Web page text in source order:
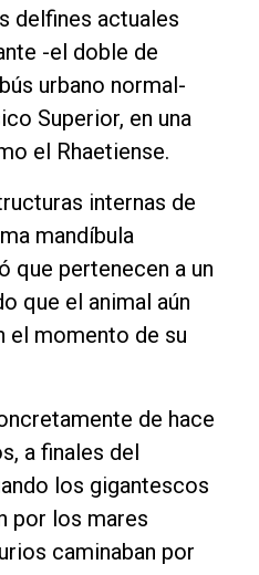
delfines actuales
-el doble de
urbano normal-
Superior, en una
el Rhaetiense.
internas de
mandíbula
que pertenecen a un
que el animal aún
el momento de su
de hace
a finales del
los gigantescos
por los mares
caminaban por